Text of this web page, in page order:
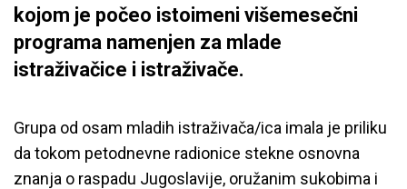
kojom je počeo istoimeni višemesečni
programa namenjen za mlade
istraživačice i istraživače.
Grupa od osam mladih istraživača/ica imala je priliku
da tokom petodnevne radionice stekne osnovna
znanja o raspadu Jugoslavije, oružanim sukobima i